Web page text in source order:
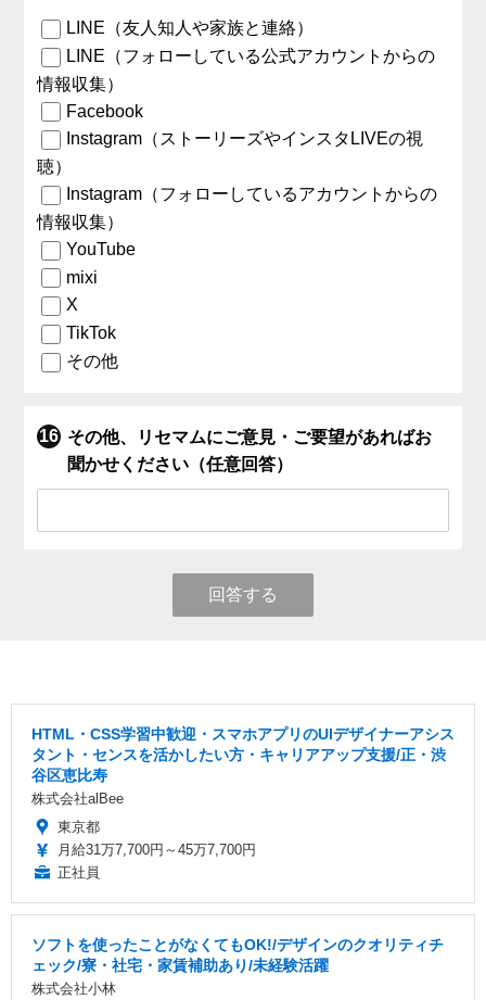
LINE（友人知人や家族と連絡）
LINE（フォローしている公式アカウントからの
情報収集）
Facebook
Instagram（ストーリーズやインスタLIVEの視
聴）
Instagram（フォローしているアカウントからの
情報収集）
YouTube
mixi
X
TikTok
その他
その他、リセマムにご意見・ご要望があればお
聞かせください（任意回答）
回答する
HTML・CSS学習中歓迎・スマホアプリのUIデザイナーアシス
タント・センスを活かしたい方・キャリアアップ支援/正・渋
谷区恵比寿
株式会社alBee
東京都
月給31万7,700円～45万7,700円
正社員
ソフトを使ったことがなくてもOK!/デザインのクオリティチ
ェック/寮・社宅・家賃補助あり/未経験活躍
株式会社小林